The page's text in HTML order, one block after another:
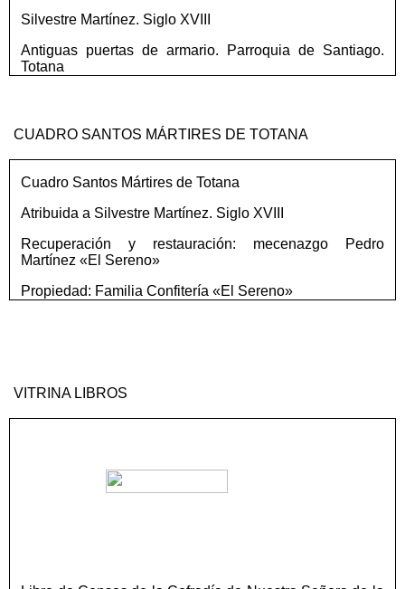
Silvestre Martínez. Siglo XVIII
Antiguas puertas de armario. Parroquia de Santiago.
Totana
CUADRO SANTOS MÁRTIRES DE TOTANA
Cuadro Santos Mártires de Totana
Atribuida a Silvestre Martínez. Siglo XVIII
Recuperación y restauración: mecenazgo Pedro
Martínez «El Sereno»
Propiedad: Familia Confitería «El Sereno»
VITRINA LIBROS